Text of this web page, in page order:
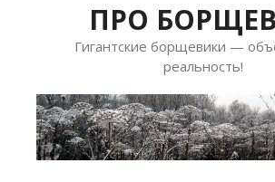
ПРО
Гигантские борщевики —
реальность!